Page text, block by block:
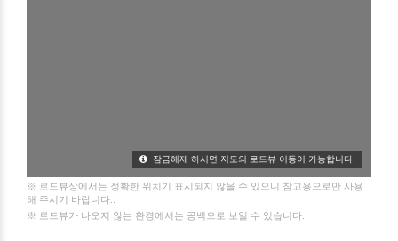
잠금해제 하시면 지도의 로드뷰 이동이 가능합니다.
※ 로드뷰상에서는 정확한 위치기 표시되지 않을 수 있으니 참고용으로만 사용
해 주시기 바랍니다..
※ 로드뷰가 나오지 않는 환경에서는 공백으로 보일 수 있습니다.